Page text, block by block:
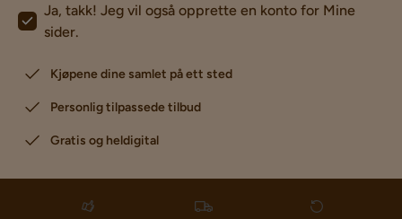
Ja, takk! Jeg vil også opprette en konto for Mine
sider.
Kjøpene dine samlet på ett sted
Personlig tilpassede tilbud
Gratis og heldigital